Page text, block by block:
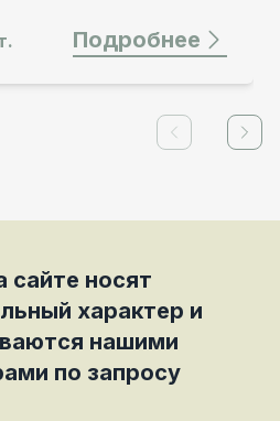
шт. Подробнее
Previous
сайте носят
характер и
нашими
по запросу